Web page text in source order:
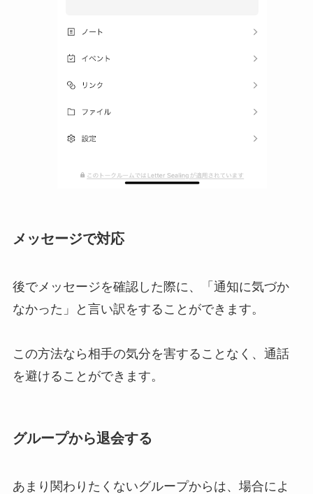
メッセージで対応
後でメッセージを確認した際に、「通知に気づか
なかった」と言い訳をすることができます。
この方法なら相手の気分を害することなく、通話
を避けることができます。
グループから退会する
あまり関わりたくないグループからは、場合によ